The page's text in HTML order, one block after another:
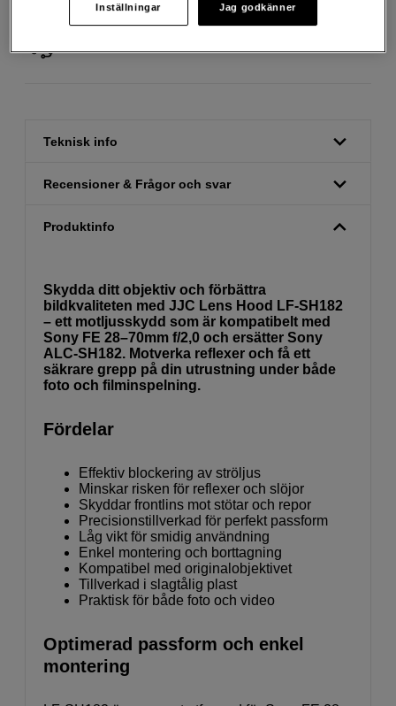
Köp nu och betala inom 30 dagar
Teknisk info
Recensioner & Frågor och svar
Produktinfo
Skydda ditt objektiv och förbättra
bildkvaliteten med JJC Lens Hood LF-SH182
– ett motljusskydd som är kompatibelt med
Sony FE 28–70mm f/2,0 och ersätter Sony
ALC-SH182. Motverka reflexer och få ett
säkrare grepp på din utrustning under både
foto och filminspelning.
Fördelar
Effektiv blockering av ströljus
Minskar risken för reflexer och slöjor
Skyddar frontlins mot stötar och repor
Precisionstillverkad för perfekt passform
Låg vikt för smidig användning
Enkel montering och borttagning
Kompatibel med originalobjektivet
Tillverkad i slagtålig plast
Praktisk för både foto och video
Optimerad passform och enkel
montering
Inställningar Jag godkänner